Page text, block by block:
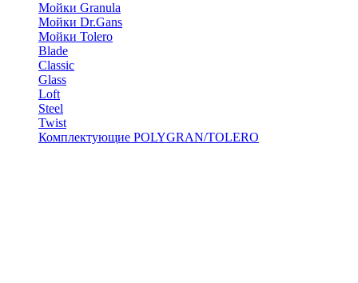
Мойки Granula
Мойки Dr.Gans
Мойки Tolero
Blade
Classic
Glass
Loft
Steel
Twist
Комплектующие POLYGRAN/TOLERO